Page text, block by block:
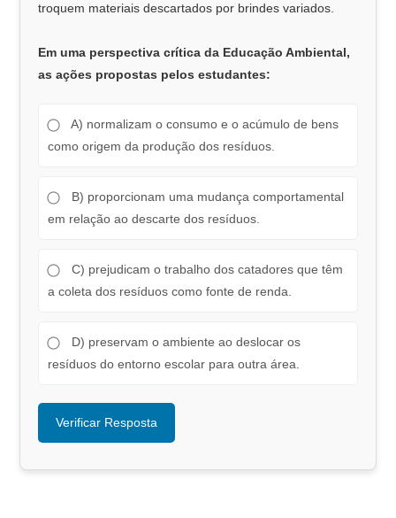
troquem materiais descartados por brindes variados.
Em uma perspectiva crítica da Educação Ambiental,
as ações propostas pelos estudantes:
A) normalizam o consumo e o acúmulo de bens
como origem da produção dos resíduos.
B) proporcionam uma mudança comportamental
em relação ao descarte dos resíduos.
C) prejudicam o trabalho dos catadores que têm
a coleta dos resíduos como fonte de renda.
D) preservam o ambiente ao deslocar os
resíduos do entorno escolar para outra área.
Verificar Resposta